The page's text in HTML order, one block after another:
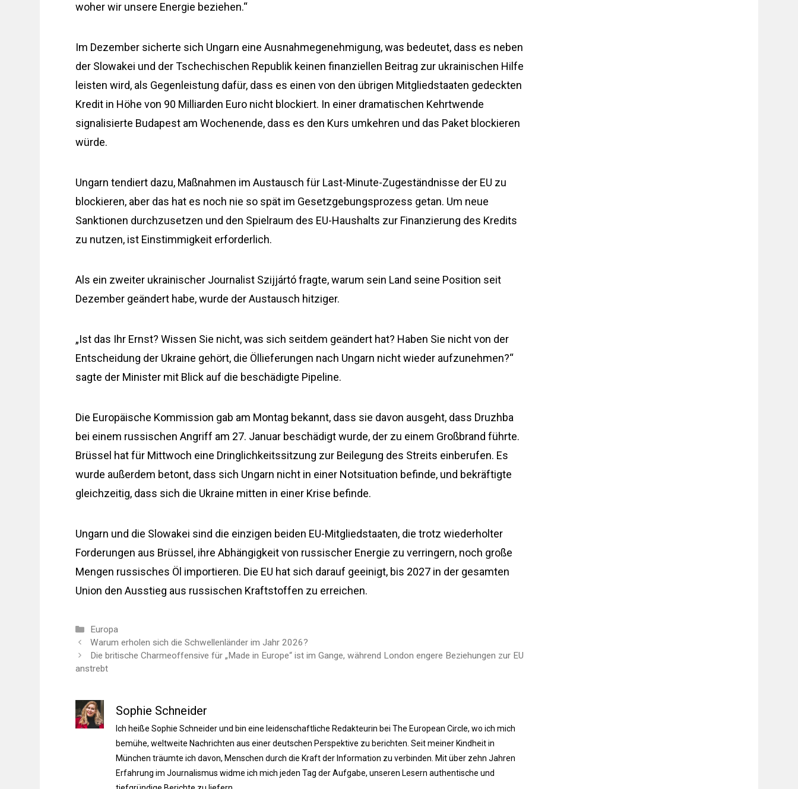
woher wir unsere Energie beziehen.“
Im Dezember sicherte sich Ungarn eine Ausnahmegenehmigung, was bedeutet, dass es neben
der Slowakei und der Tschechischen Republik keinen finanziellen Beitrag zur ukrainischen Hilfe
leisten wird, als Gegenleistung dafür, dass es einen von den übrigen Mitgliedstaaten gedeckten
Kredit in Höhe von 90 Milliarden Euro nicht blockiert. In einer dramatischen Kehrtwende
signalisierte Budapest am Wochenende, dass es den Kurs umkehren und das Paket blockieren
würde.
Ungarn tendiert dazu, Maßnahmen im Austausch für Last-Minute-Zugeständnisse der EU zu
blockieren, aber das hat es noch nie so spät im Gesetzgebungsprozess getan. Um neue
Sanktionen durchzusetzen und den Spielraum des EU-Haushalts zur Finanzierung des Kredits
zu nutzen, ist Einstimmigkeit erforderlich.
Als ein zweiter ukrainischer Journalist Szijjártó fragte, warum sein Land seine Position seit
Dezember geändert habe, wurde der Austausch hitziger.
„Ist das Ihr Ernst? Wissen Sie nicht, was sich seitdem geändert hat? Haben Sie nicht von der
Entscheidung der Ukraine gehört, die Öllieferungen nach Ungarn nicht wieder aufzunehmen?“
sagte der Minister mit Blick auf die beschädigte Pipeline.
Die Europäische Kommission gab am Montag bekannt, dass sie davon ausgeht, dass Druzhba
bei einem russischen Angriff am 27. Januar beschädigt wurde, der zu einem Großbrand führte.
Brüssel hat für Mittwoch eine Dringlichkeitssitzung zur Beilegung des Streits einberufen. Es
wurde außerdem betont, dass sich Ungarn nicht in einer Notsituation befinde, und bekräftigte
gleichzeitig, dass sich die Ukraine mitten in einer Krise befinde.
Ungarn und die Slowakei sind die einzigen beiden EU-Mitgliedstaaten, die trotz wiederholter
Forderungen aus Brüssel, ihre Abhängigkeit von russischer Energie zu verringern, noch große
Mengen russisches Öl importieren. Die EU hat sich darauf geeinigt, bis 2027 in der gesamten
Union den Ausstieg aus russischen Kraftstoffen zu erreichen.
Kategorien
Europa
Warum erholen sich die Schwellenländer im Jahr 2026?
Die britische Charmeoffensive für „Made in Europe“ ist im Gange, während London engere Beziehungen zur EU
anstrebt
Sophie Schneider
Ich heiße Sophie Schneider und bin eine leidenschaftliche Redakteurin bei The European Circle, wo ich mich
bemühe, weltweite Nachrichten aus einer deutschen Perspektive zu berichten. Seit meiner Kindheit in
München träumte ich davon, Menschen durch die Kraft der Information zu verbinden. Mit über zehn Jahren
Erfahrung im Journalismus widme ich mich jeden Tag der Aufgabe, unseren Lesern authentische und